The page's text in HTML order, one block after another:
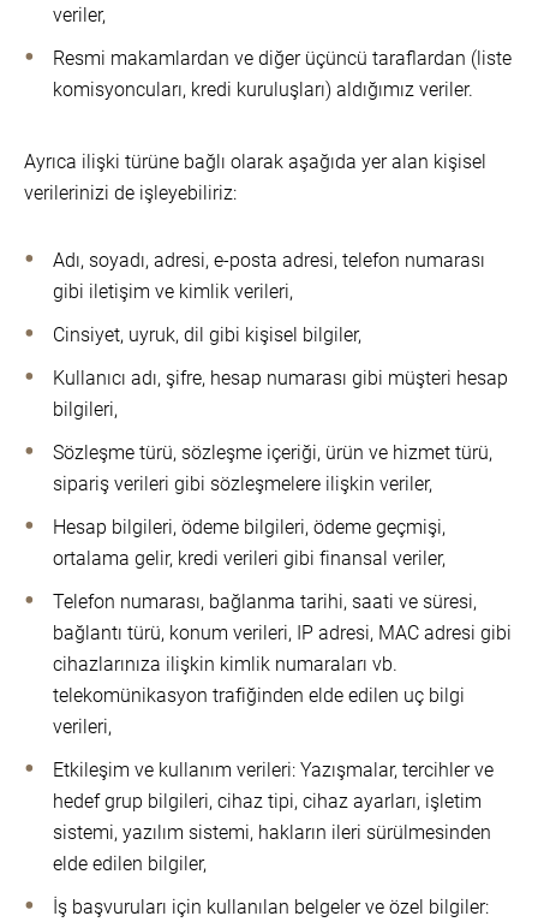
veriler,
Resmi makamlardan ve diğer üçüncü taraflardan (liste
komisyoncuları, kredi kuruluşları) aldığımız veriler.
Ayrıca ilişki türüne bağlı olarak aşağıda yer alan kişisel
verilerinizi de işleyebiliriz:
Adı, soyadı, adresi, e-posta adresi, telefon numarası
gibi iletişim ve kimlik verileri,
Cinsiyet, uyruk, dil gibi kişisel bilgiler,
Kullanıcı adı, şifre, hesap numarası gibi müşteri hesap
bilgileri,
Sözleşme türü, sözleşme içeriği, ürün ve hizmet türü,
sipariş verileri gibi sözleşmelere ilişkin veriler,
Hesap bilgileri, ödeme bilgileri, ödeme geçmişi,
ortalama gelir, kredi verileri gibi finansal veriler,
Telefon numarası, bağlanma tarihi, saati ve süresi,
bağlantı türü, konum verileri, IP adresi, MAC adresi gibi
cihazlarınıza ilişkin kimlik numaraları vb.
telekomünikasyon trafiğinden elde edilen uç bilgi
verileri,
Etkileşim ve kullanım verileri: Yazışmalar, tercihler ve
hedef grup bilgileri, cihaz tipi, cihaz ayarları, işletim
sistemi, yazılım sistemi, hakların ileri sürülmesinden
elde edilen bilgiler,
İş başvuruları için kullanılan belgeler ve özel bilgiler: